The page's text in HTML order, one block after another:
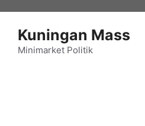
Kuningan Mass
Minimarket Politik